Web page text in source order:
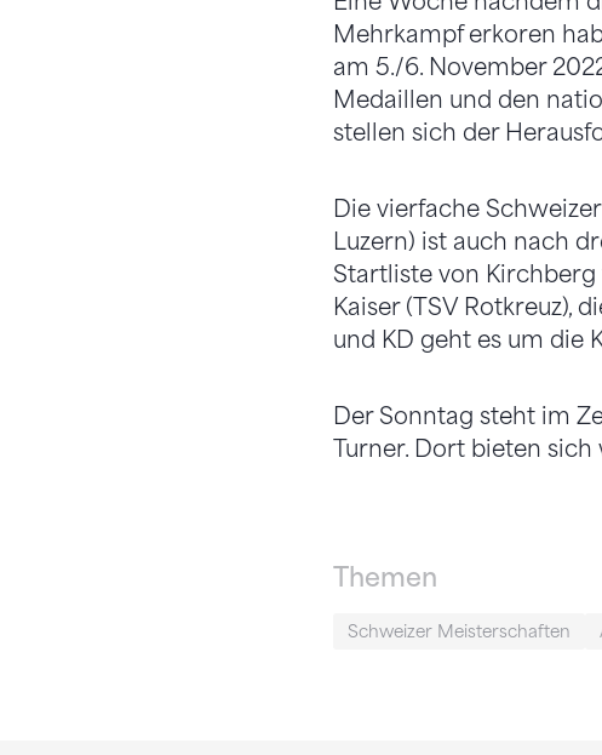
Mehrkampf erkoren
am 5./6. November
Medaillen und den
stellen sich der
Die vierfache
Luzern) ist auch nach
Startliste von
Kaiser (TSV Rotkreuz),
und KD geht es um die
Der Sonntag steht im
Turner. Dort bieten
Themen
Schweizer Meisterschaften